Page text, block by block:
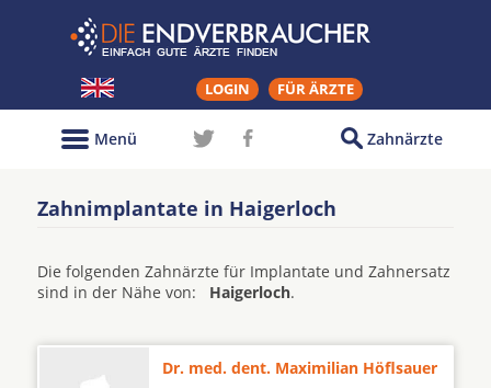
LOGIN FÜR ÄRZTE
Zahnärzte
Menü
Zahnimplantate in Haigerloch
Die folgenden Zahnärzte für Implantate und Zahnersatz
sind in der Nähe von: Haigerloch.
Dr. med. dent. Maximilian Höflsauer